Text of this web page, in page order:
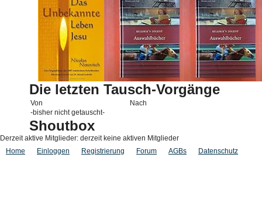
Die letzten Tausch-Vorgänge
Von
Nach
-bisher nicht getauscht-
Shoutbox
Derzeit aktive Mitglieder: derzeit keine aktiven Mitglieder
Home
Einloggen Registrierung Forum AGBs Datenschutz